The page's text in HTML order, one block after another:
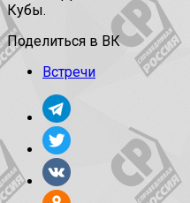
Кубы.
Поделиться в ВК
Встречи